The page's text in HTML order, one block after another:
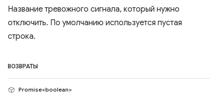
Название тревожного сигнала, который нужно
отключить. По умолчанию используется пустая
строка.
ВОЗВРАТЫ
Promise<boolean>